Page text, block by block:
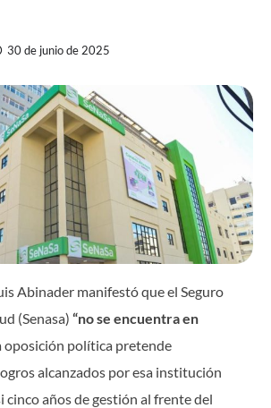
30 de junio de 2025
Abinader manifestó que el Seguro
(Senasa) “no se encuentra en
oposición política pretende
alcanzados por esa institución
cinco años de gestión al frente del